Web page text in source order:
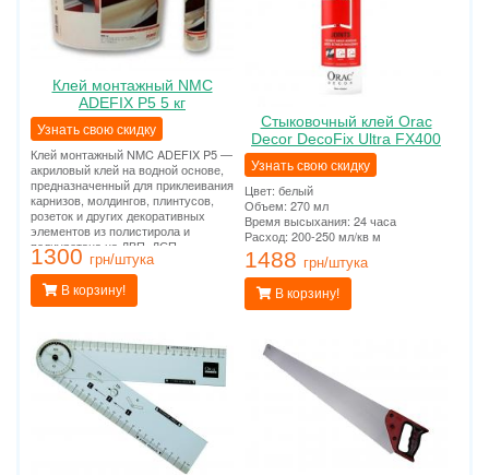
Клей монтажный NMC
ADEFIX P5 5 кг
Узнать свою скидку
Клей монтажный NMC ADEFIX P5 —
акриловый клей на водной основе,
предназначенный для приклеивания
карнизов, молдингов, плинтусов,
розеток и других декоративных
элементов из полистирола и
полиуретана на ДВП, ДСП,
гипсокартон, гипсоволокно,
штукатурку, бетон и другие
поверхности.
1300 грн/штука
В корзину!
Стыковочный клей Orac
Decor DecoFix Ultra FX400
Узнать свою скидку
Цвет: белый
Объем: 270 мл
Время высыхания: 24 часа
Расход: 200-250 мл/кв м
1488 грн/штука
В корзину!